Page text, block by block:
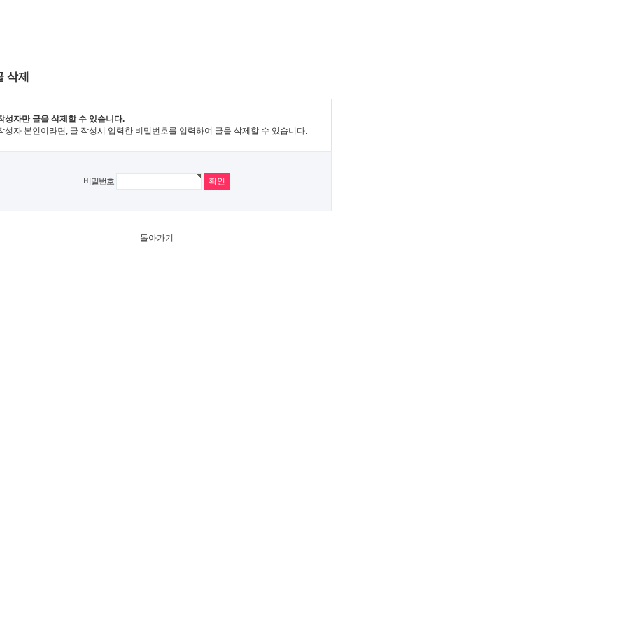
삭제
성자만 글을 삭제할 수 있습니다.
성자 본인이라면, 글 작성시 입력한 비밀번호를 입력하여 글을 삭제할 수 있습니다.
비밀번호
돌아가기